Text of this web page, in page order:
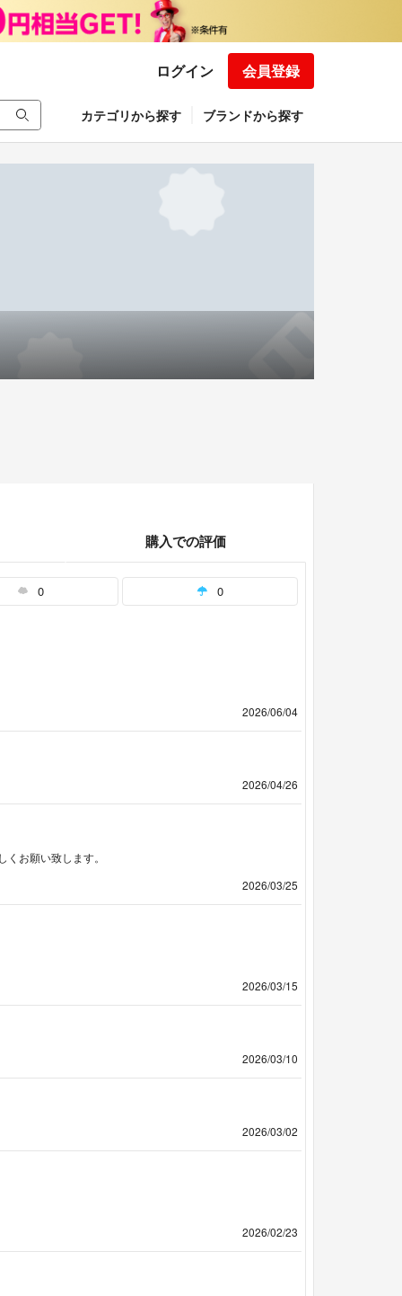
ログイン 会員登録
カテゴリから探す ブランドから探す
購入での評価
0 0
2026/06/04
2026/04/26
お願い致します。
2026/03/25
2026/03/15
2026/03/10
2026/03/02
2026/02/23